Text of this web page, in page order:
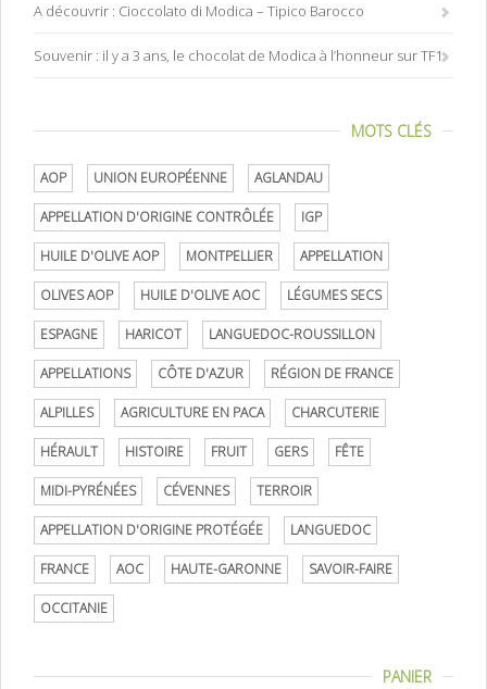
A découvrir : Cioccolato di Modica – Tipico Barocco
Souvenir : il y a 3 ans, le chocolat de Modica à l’honneur sur TF1
MOTS CLÉS
AOP UNION EUROPÉENNE AGLANDAU
APPELLATION D'ORIGINE CONTRÔLÉE IGP
HUILE D'OLIVE AOP MONTPELLIER APPELLATION
OLIVES AOP HUILE D'OLIVE AOC LÉGUMES SECS
ESPAGNE HARICOT LANGUEDOC-ROUSSILLON
APPELLATIONS CÔTE D'AZUR RÉGION DE FRANCE
ALPILLES AGRICULTURE EN PACA CHARCUTERIE
HÉRAULT HISTOIRE FRUIT GERS FÊTE
MIDI-PYRÉNÉES CÉVENNES TERROIR
APPELLATION D'ORIGINE PROTÉGÉE LANGUEDOC
FRANCE AOC HAUTE-GARONNE SAVOIR-FAIRE
OCCITANIE
PANIER